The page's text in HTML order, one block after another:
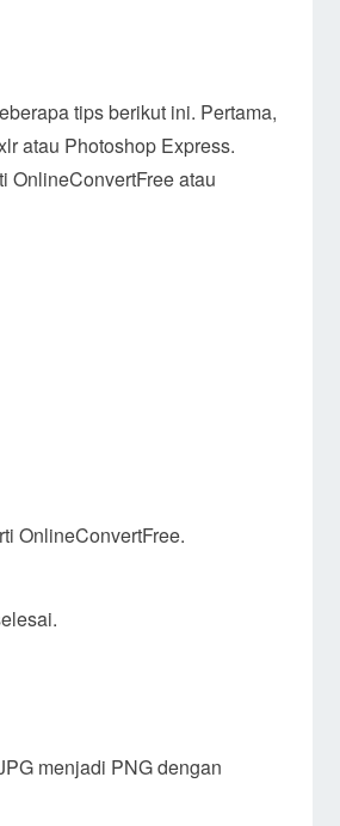
tips berikut ini. Pertama,
atau Photoshop Express.
OnlineConvertFree atau
OnlineConvertFree.
menjadi PNG dengan